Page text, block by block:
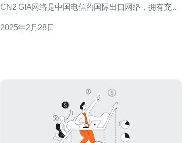
CN2 GIA网络是中国电信的国际出口网络，拥有充足
择美国独立服务器CN2有以下几个原因： 高速连接：
2025年2月28日